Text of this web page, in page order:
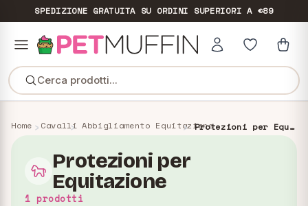
SPEDIZIONE GRATUITASU ORDINI SUPERIORI A €89
Cerca prodotti...
Home Cavalli Abbigliamento Equitazione Protezioni per Equitazione
Protezioni per
Equitazione
1 prodotti